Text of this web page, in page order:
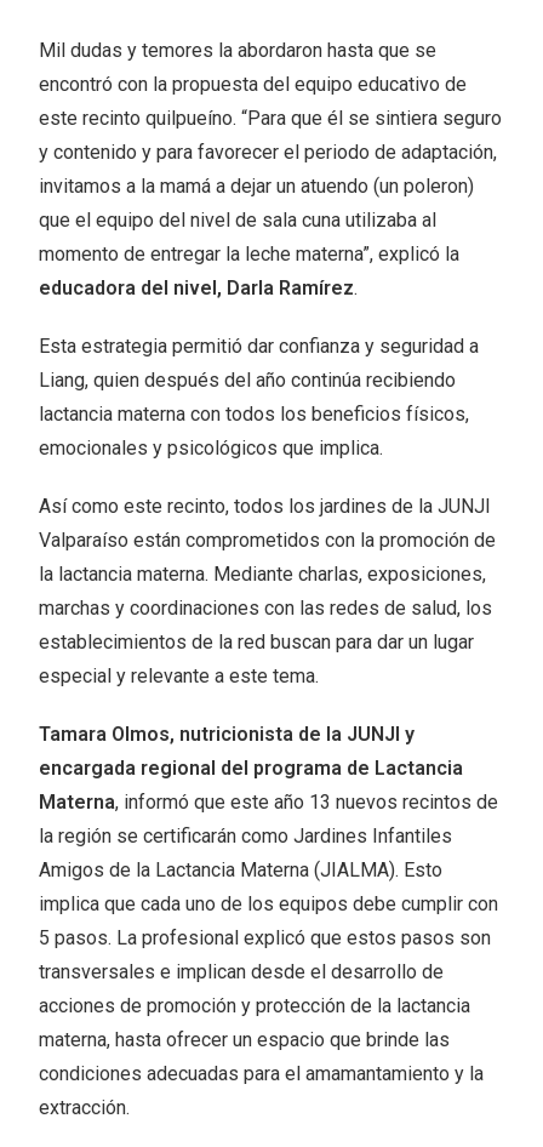
Mil dudas y temores la abordaron hasta que se
encontró con la propuesta del equipo educativo de
este recinto quilpueíno. “Para que él se sintiera seguro
y contenido y para favorecer el periodo de adaptación,
invitamos a la mamá a dejar un atuendo (un poleron)
que el equipo del nivel de sala cuna utilizaba al
momento de entregar la leche materna”, explicó la
educadora del nivel, Darla Ramírez.
Esta estrategia permitió dar confianza y seguridad a
Liang, quien después del año continúa recibiendo
lactancia materna con todos los beneficios físicos,
emocionales y psicológicos que implica.
Así como este recinto, todos los jardines de la JUNJI
Valparaíso están comprometidos con la promoción de
la lactancia materna. Mediante charlas, exposiciones,
marchas y coordinaciones con las redes de salud, los
establecimientos de la red buscan para dar un lugar
especial y relevante a este tema.
Tamara Olmos, nutricionista de la JUNJI y
encargada regional del programa de Lactancia
Materna, informó que este año 13 nuevos recintos de
la región se certificarán como Jardines Infantiles
Amigos de la Lactancia Materna (JIALMA). Esto
implica que cada uno de los equipos debe cumplir con
5 pasos. La profesional explicó que estos pasos son
transversales e implican desde el desarrollo de
acciones de promoción y protección de la lactancia
materna, hasta ofrecer un espacio que brinde las
condiciones adecuadas para el amamantamiento y la
extracción.